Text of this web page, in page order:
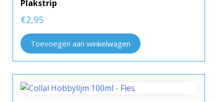
Plakstrip
€2,95
Toevoegen aan winkelwagen